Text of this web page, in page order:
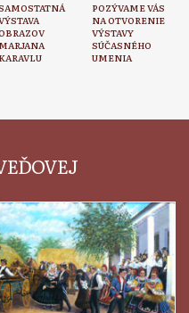
MARJANA
KARAVLU
POZÝVAME VÁS
NA OTVORENIE
VÝSTAVY
SÚČASNÉHO
UMENIA